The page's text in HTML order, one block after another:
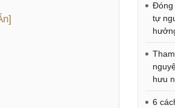
Đóng
tự
hưu
6